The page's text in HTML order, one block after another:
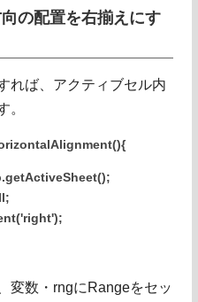
の配置を右揃えにす
れば、アクティブセル内
。
変数・rngにRangeをセッ